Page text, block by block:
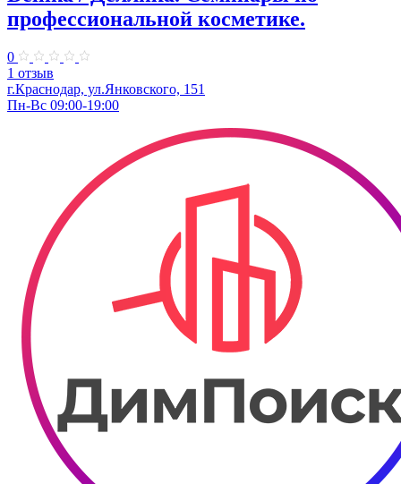
профессиональной косметике.
0
1 отзыв
г.Краснодар, ул.Янковского, 151
Пн-Вс 09:00-19:00